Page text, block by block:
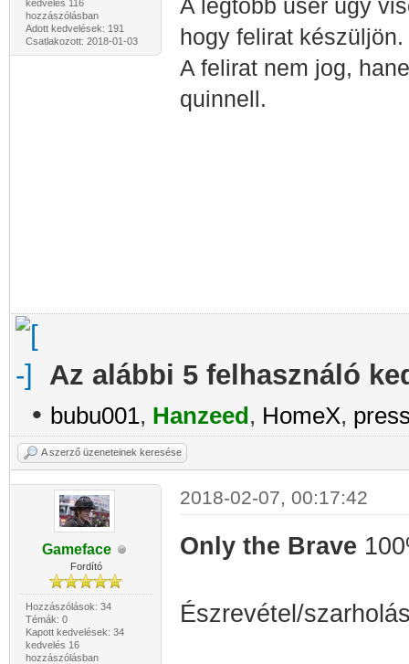
kedvelés 116
hozzászólásban
Adott kedvelések: 191
Csatlakozott: 2018-01-03
A legtöbb user úgy
hogy felirat
A felirat nem jog,
quinnell.
Az alábbi 5 felhasználó
• bubu001, Hanzeed, HomeX,
A szerző üzeneteinek keresése
Gameface
Fordító
Hozzászólások: 34
Témák: 0
Kapott kedvelések: 34
kedvelés 16
hozzászólásban
2018-02-07, 00:17:42
Only the Brave
Észrevétel/